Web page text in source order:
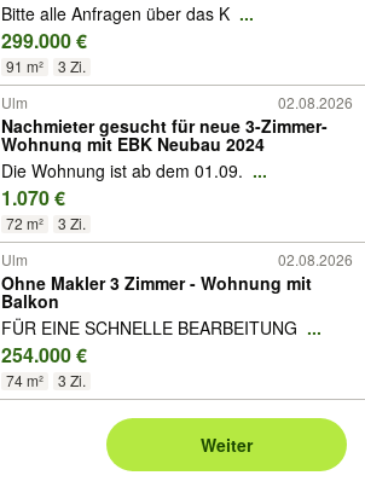
Bitte alle Anfragen über das K ...
299.000 €
91 m² 3 Zi.
Ulm 02.08.2026
Nachmieter gesucht für neue 3-Zimmer-
Wohnung mit EBK Neubau 2024
Die Wohnung ist ab dem 01.09. ...
1.070 €
72 m²
3 Zi.
Ulm
02.08.2026
Ohne Makler 3 Zimmer - Wohnung mit
Balkon
FÜR EINE SCHNELLE BEARBEITUNG ...
254.000 €
74 m² 3 Zi.
Weiter